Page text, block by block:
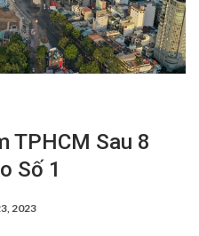
TPHCM Sau 8
Số 1
2023